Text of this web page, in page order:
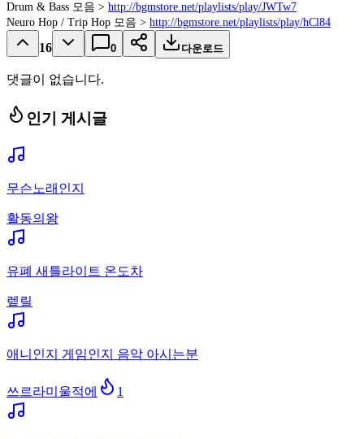
Drum & Bass 모음 > http://bgmstore.net/playlists/play/JWTw7
Neuro Hop / Trip Hop 모음 > http://bgmstore.net/playlists/play/hCl84
16 0 다운로드
댓글이 없습니다.
인기 게시글
무슨노래인지
활동의왕
유폐 새틀라이트 온도차
렡릴
애니인지 게임인지 음악 아시는분
쓰르라미울적에 1